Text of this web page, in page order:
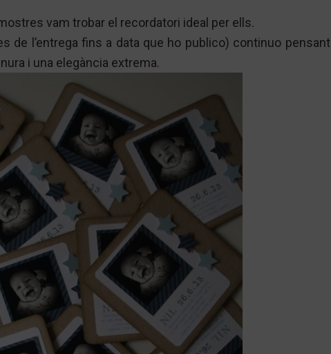
vam trobar el recordatori ideal per ells.
de l’entrega fins a data que ho publico) continuo pensant
i una elegància extrema.